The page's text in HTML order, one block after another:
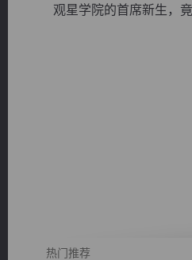
观星学院的首席新生，竟
热门推荐